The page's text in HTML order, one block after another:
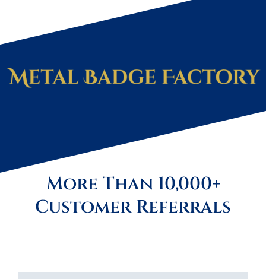
More Than 10,000+
Customer Referrals